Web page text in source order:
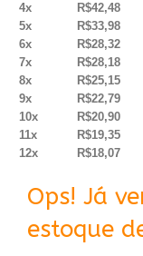
4x
R$42,48
5x
R$33,98
6x
R$28,32
7x
R$28,18
8x
R$25,15
9x
R$22,79
10x
R$20,90
11x
R$19,35
12x
R$18,07
Ops! Já
estoque